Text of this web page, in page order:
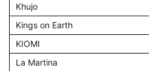
Khujo
Kings on Earth
KIOMI
La Martina